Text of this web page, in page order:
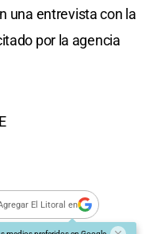
una entrevista con la
por la agencia
El Litoral en